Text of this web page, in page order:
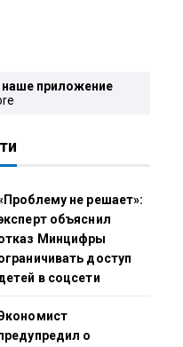
наше приложение
не решает»:
объяснил
Минцифры
доступ
в соцсети
о